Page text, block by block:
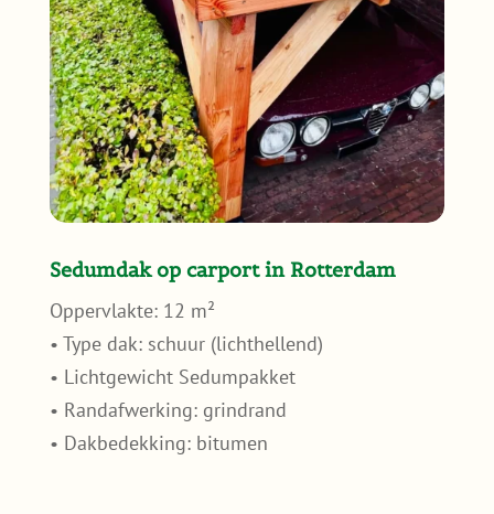
Sedumdak op carport in Rotterdam
Oppervlakte: 12 m²
• Type dak: schuur (lichthellend)
• Lichtgewicht Sedumpakket
• Randafwerking: grindrand
• Dakbedekking: bitumen